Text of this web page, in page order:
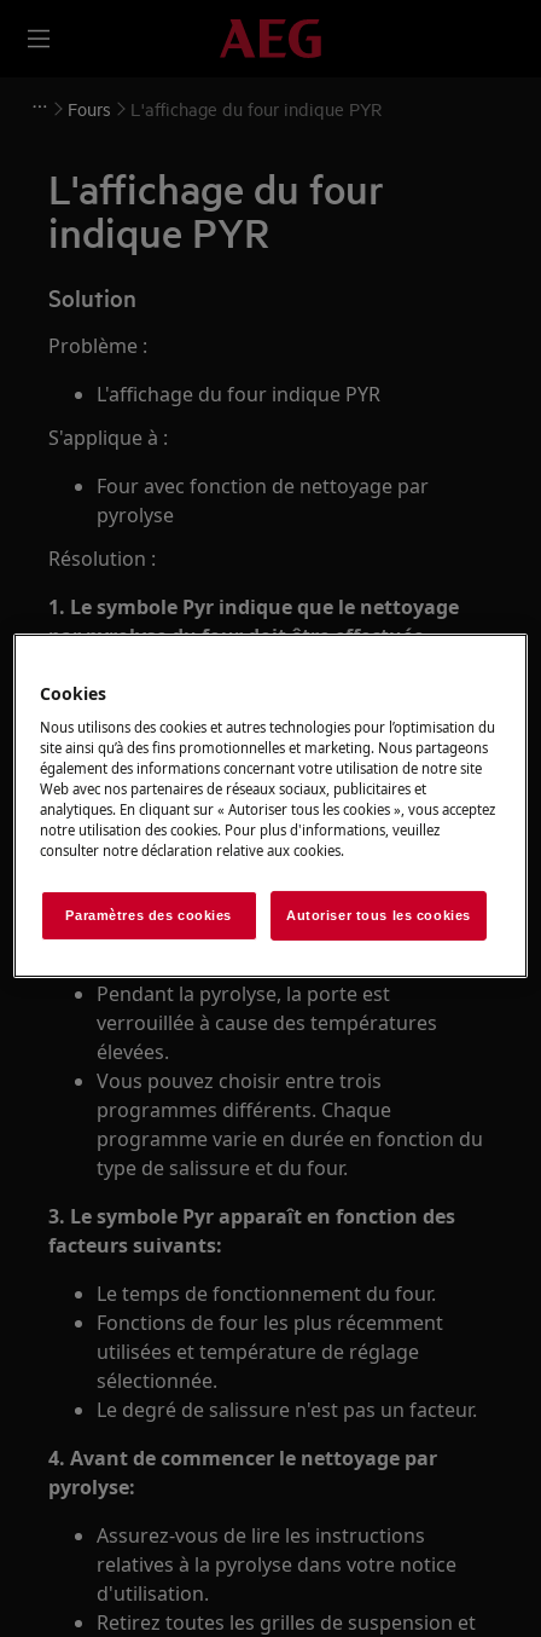
Fours L'affichage du four indique PYR
L'affichage du four
indique PYR
Solution
Problème :
L'affichage du four indique PYR
S'applique à :
Four avec fonction de nettoyage par
pyrolyse
Résolution :
1. Le symbole Pyr indique que le nettoyage
par pyrolyse du four doit être effectuée.
2. Remarques générales sur le nettoyage par
La pyrolyse est une fonction d'auto-
nettoyage de votre four à une
température d'env. 500 ° C.
La fonction de nettoyage par pyrolyse
l’intérieur de votre four en cendres, ce qui
vous permet de les essuyer facilement
Pendant la pyrolyse, la porte est
verrouillée à cause des températures
élevées.
Vous pouvez choisir entre trois
programmes différents. Chaque
programme varie en durée en fonction du
type de salissure et du four.
3. Le symbole Pyr apparaît en fonction des
facteurs suivants:
Le temps de fonctionnement du four.
Fonctions de four les plus récemment
utilisées et température de réglage
sélectionnée.
Le degré de salissure n'est pas un facteur.
4. Avant de commencer le nettoyage par
pyrolyse:
Assurez-vous de lire les instructions
relatives à la pyrolyse dans votre notice
d'utilisation.
Retirez toutes les grilles de suspension et
Cookies
Nous utilisons des cookies et autres technologies pour l’optimisation du
site ainsi qu’à des fins promotionnelles et marketing. Nous partageons
également des informations concernant votre utilisation de notre site
Web avec nos partenaires de réseaux sociaux, publicitaires et
analytiques. En cliquant sur « Autoriser tous les cookies », vous acceptez
notre utilisation des cookies. Pour plus d'informations, veuillez
consulter notre déclaration relative aux cookies.
Paramètres des cookies Autoriser tous les cookies